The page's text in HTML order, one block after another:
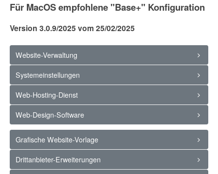
Für MacOS empfohlene "Base+" Konfiguration
Version 3.0.9/2025 vom 25/02/2025
Website-Verwaltung
Systemeinstellungen
Web-Hosting-Dienst
Web-Design-Software
Grafische Website-Vorlage
Drittanbieter-Erweiterungen